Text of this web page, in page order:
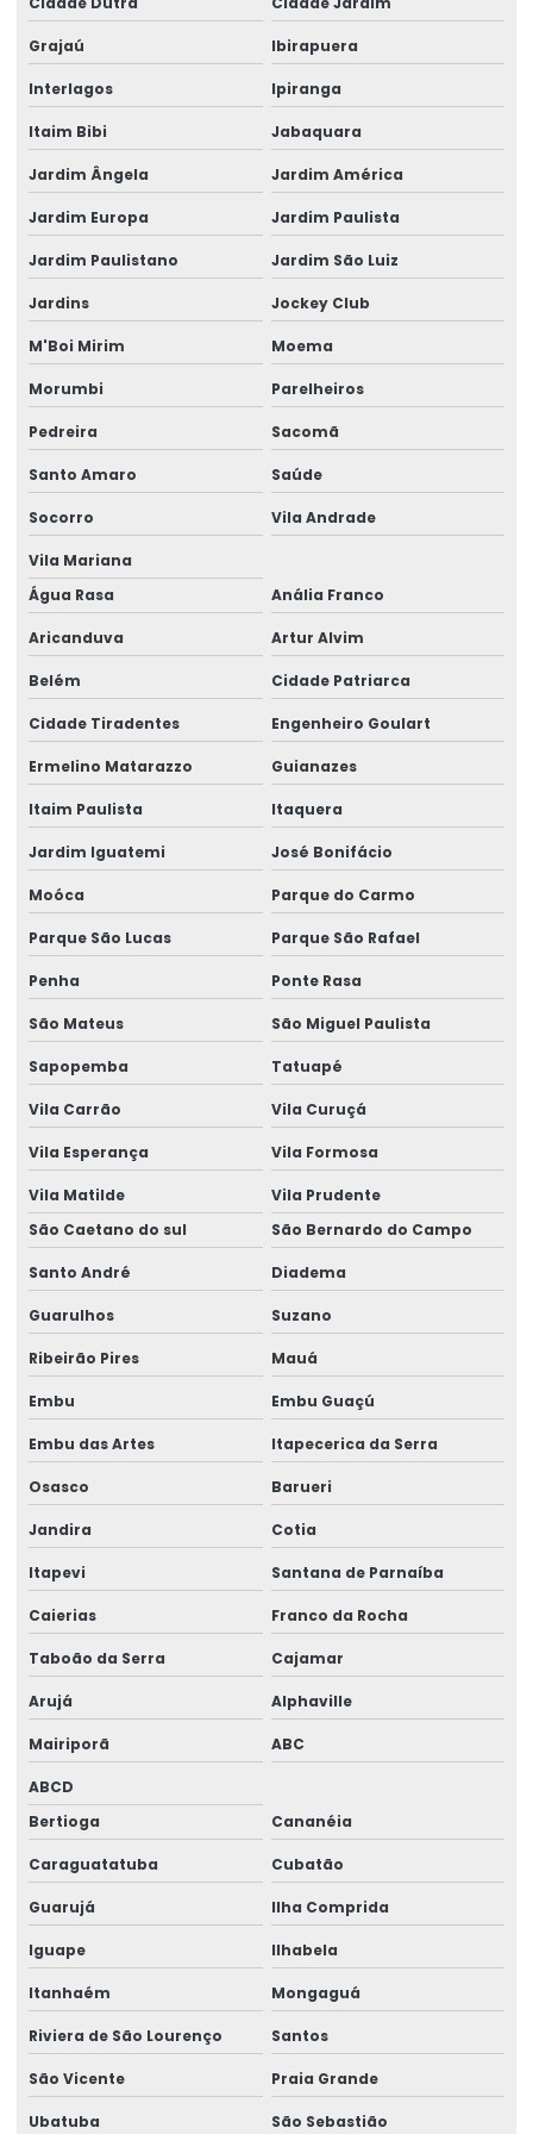
Engenharia Turnkey Para Galpões
Engenheiro Calculista Estrutural
Engenheiro Civil Calculista Estrutural
Escritório de cálculo estrutural
Estrutura Atacadista
Estrutura de concreto armado pré moldado
Estrutura de concreto pré moldado preço
Estruturas De Concreto Fundamentos Do Projeto Estrutural
Galpão Estrutura Metálica Projeto
Galpão Industrial Projeto
Galpao Metalico Projeto
Galpão Pré Moldado Projeto
Laudo de construção
Laudo de construção civil
Laudo De Avaliação Estrutura Metálica
Laudo De Estrutura De Telhado
Laudo Estrutural
Laudo estrutural preço
Laudo estrutural predial
Laudo Estrutural Predio
Laudo estrutural telhado
Laudo estrutural valor
Laudo técnico de avaliação estrutural
Laudo Técnico De Telhado
Laudo Técnico Estrutural
Laudo Técnico Estrutural De Concreto
Laudo técnico pericial de construção civil
Laudos estruturais
Modelagem de estrutura
Montagem de estruturas metálicas
Obra Industrial Chave Na Mão
Orçamento De Projeto Estrutural
Orçamento galpão estrutura metálica
Orçamento projeto estrutural
Orçamento projeto estrutural metálico
Projeto Alvenaria Estrutural
Projeto Barracão Estrutura Metalica
Projeto Barracao Metalico
Projeto de casas em estrutura metálica
Grajaú Ibirapuera
Interlagos Ipiranga
Itaim Bibi Jabaquara
Jardim Ângela Jardim América
Jardim Europa Jardim Paulista
Jardim Paulistano Jardim São Luiz
Jardins Jockey Club
M'Boi Mirim Moema
Morumbi Parelheiros
Pedreira Sacomã
Santo Amaro Saúde
Socorro Vila Andrade
Vila Mariana
Água Rasa
Anália Franco
Aricanduva Artur Alvim
Belém Cidade Patriarca
Cidade Tiradentes Engenheiro Goulart
Ermelino Matarazzo Guianazes
Itaim Paulista Itaquera
Jardim Iguatemi José Bonifácio
Moóca Parque do Carmo
Parque São Lucas Parque São Rafael
Penha Ponte Rasa
São Mateus São Miguel Paulista
Sapopemba Tatuapé
Vila Carrão Vila Curuçá
Vila Esperança Vila Formosa
Vila Matilde
Vila Prudente
São Caetano do sul
São Bernardo do Campo
Santo André Diadema
Guarulhos Suzano
Ribeirão Pires Mauá
Embu Embu Guaçú
Embu das Artes Itapecerica da Serra
Osasco Barueri
Jandira Cotia
Itapevi Santana de Parnaíba
Caierias Franco da Rocha
Taboão da Serra Cajamar
Arujá Alphaville
Mairiporã ABC
ABCD
Bertioga
Cananéia
Caraguatatuba Cubatão
Guarujá Ilha Comprida
Iguape Ilhabela
Itanhaém Mongaguá
Riviera de São Lourenço Santos
São Vicente Praia Grande
Ubatuba São Sebastião